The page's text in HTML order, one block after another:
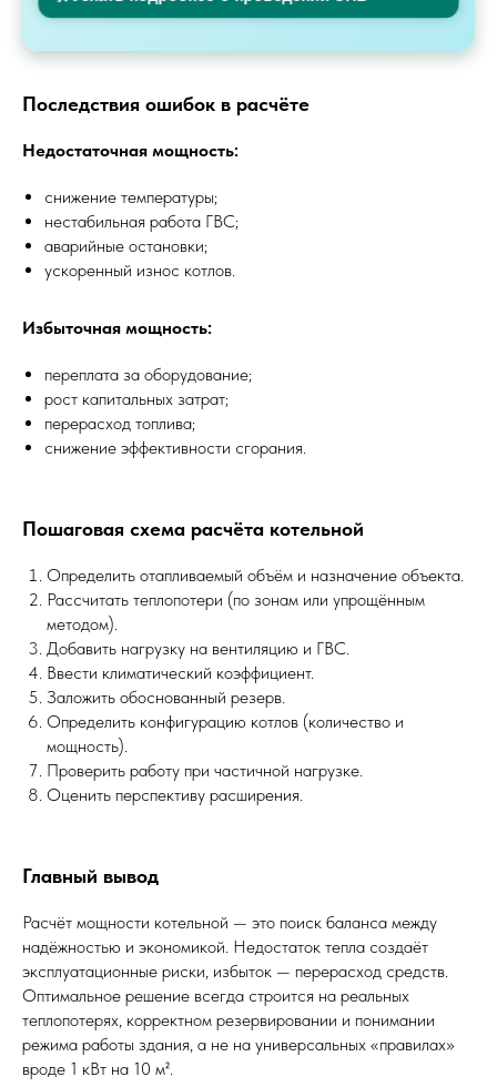
Последствия ошибок в расчёте
Недостаточная мощность:
снижение температуры;
нестабильная работа ГВС;
аварийные остановки;
ускоренный износ котлов.
Избыточная мощность:
переплата за оборудование;
рост капитальных затрат;
перерасход топлива;
снижение эффективности сгорания.
Пошаговая схема расчёта котельной
Определить отапливаемый объём и назначение объекта.
Рассчитать теплопотери (по зонам или упрощённым
методом).
Добавить нагрузку на вентиляцию и ГВС.
Ввести климатический коэффициент.
Заложить обоснованный резерв.
Определить конфигурацию котлов (количество и
мощность).
Проверить работу при частичной нагрузке.
Оценить перспективу расширения.
Главный вывод
Расчёт мощности котельной — это поиск баланса между
надёжностью и экономикой. Недостаток тепла создаёт
эксплуатационные риски, избыток — перерасход средств.
Оптимальное решение всегда строится на реальных
теплопотерях, корректном резервировании и понимании
режима работы здания, а не на универсальных «правилах»
вроде 1 кВт на 10 м².